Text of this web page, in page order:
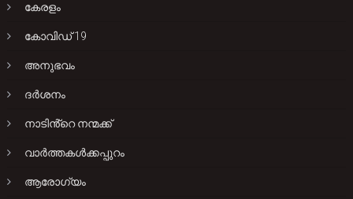
കേരളം
കോവിഡ് 19
അനുഭവം
ദർശനം
നാടിൻ്റെ നന്മക്ക്
വാർത്തകൾക്കപ്പുറം
ആരോഗ്യം